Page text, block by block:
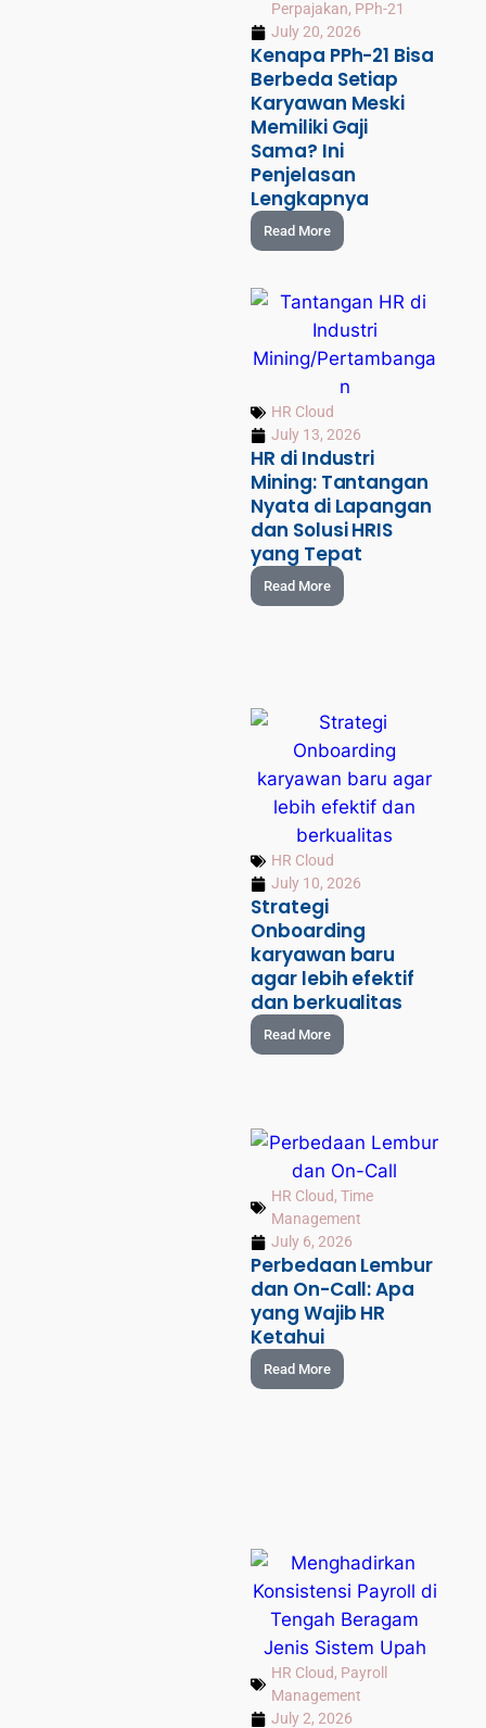
Perpajakan, PPh-21
July 20, 2026
Kenapa PPh-21 Bisa
Berbeda Setiap
Karyawan Meski
Memiliki Gaji
Sama? Ini
Penjelasan
Lengkapnya
Read More
HR Cloud
July 13, 2026
HR di Industri
Mining: Tantangan
Nyata di Lapangan
dan Solusi HRIS
yang Tepat
Read More
HR Cloud
July 10, 2026
Strategi
Onboarding
karyawan baru
agar lebih efektif
dan berkualitas
Read More
HR Cloud,Time
Management
July 6, 2026
Perbedaan Lembur
dan On-Call: Apa
yang Wajib HR
Ketahui
Read More
HR Cloud, Payroll
Management
July 2, 2026